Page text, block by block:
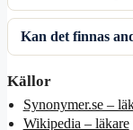
Kan det finnas
Källor
Synonymer.se –
Wikipedia – läkare